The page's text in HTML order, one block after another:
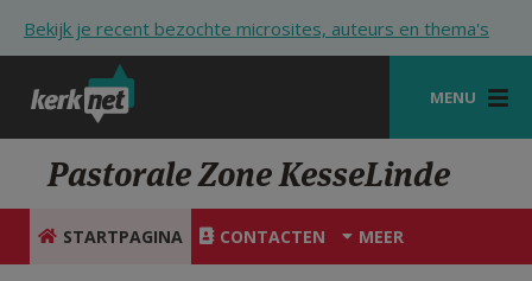
Bekijk je recent bezochte microsites, auteurs en thema's
MENU
STARTPAGINA
VIERINGEN
Pastorale Zone KesseLinde
STARTPAGINA CONTACTEN MEER